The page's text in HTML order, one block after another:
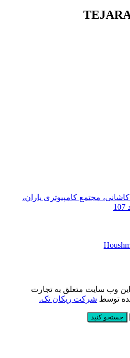
کاشانی، مجتمع کامپیوتری یاران،
وب سایت متعلق به تجارت
توسط شرکت ریکان تک.
جستجو کنید